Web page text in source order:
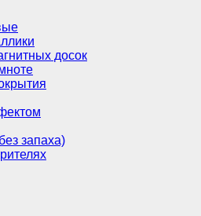
досок
запаха)